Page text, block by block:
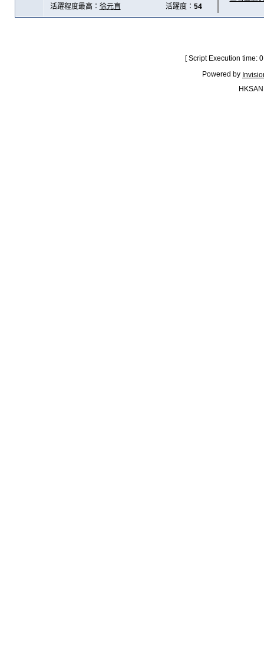
活躍程度最高： 徐元直 活躍度： 54
[ Script Execution time:
Powered by